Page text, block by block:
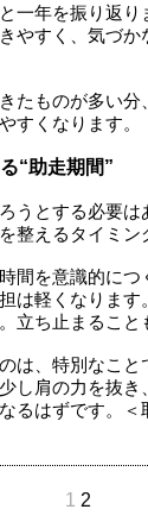
一年を振り返り
やすく、気づ
たものが多い
すくなります。
“助走期間”
うとする必要
整えるタイミン
間を意識的に
は軽くなりま
立ち止まること
は、特別なこ
し肩の力を抜
るはずです。
1 2